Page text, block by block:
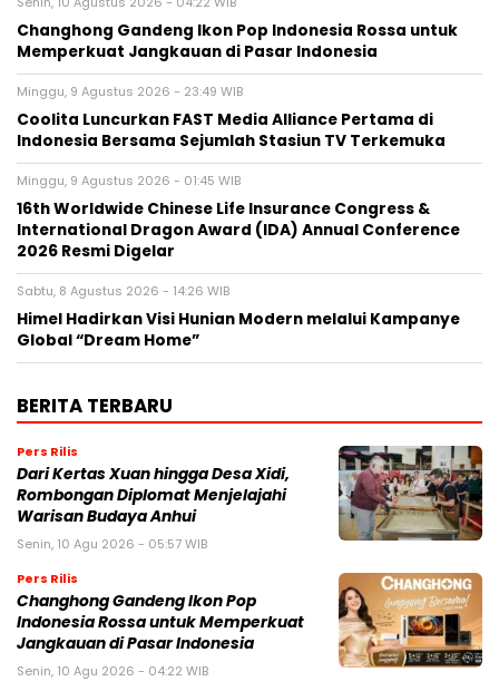
Changhong Gandeng Ikon Pop Indonesia Rossa untuk
Memperkuat Jangkauan di Pasar Indonesia
Minggu, 9 Agustus 2026 - 23:49 WIB
Coolita Luncurkan FAST Media Alliance Pertama di
Indonesia Bersama Sejumlah Stasiun TV Terkemuka
Minggu, 9 Agustus 2026 - 01:45 WIB
16th Worldwide Chinese Life Insurance Congress &
International Dragon Award (IDA) Annual Conference
2026 Resmi Digelar
Sabtu, 8 Agustus 2026 - 14:26 WIB
Himel Hadirkan Visi Hunian Modern melalui Kampanye
Global “Dream Home”
BERITA TERBARU
Pers Rilis
Dari Kertas Xuan hingga Desa Xidi,
Rombongan Diplomat Menjelajahi
Warisan Budaya Anhui
Senin, 10 Agu 2026 - 05:57 WIB
Pers Rilis
Changhong Gandeng Ikon Pop
Indonesia Rossa untuk Memperkuat
Jangkauan di Pasar Indonesia
Senin, 10 Agu 2026 - 04:22 WIB